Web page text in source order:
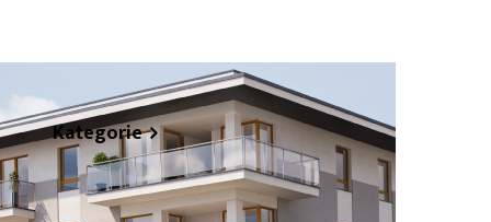
Kategorie
Z życia miasta